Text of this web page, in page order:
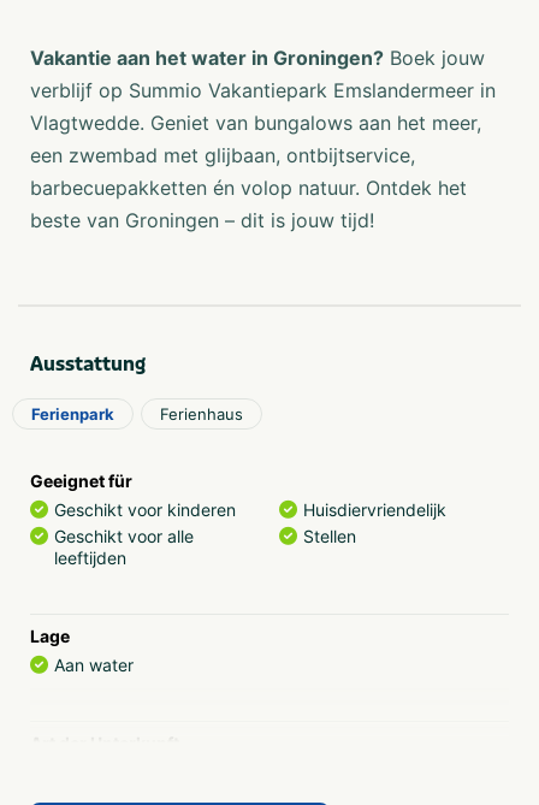
Groningen ist eine wunderschöne Ferienregion
Auch die Umgebung des Ferienparks Emslandermeer
lange Wander-, Fahrrad- oder Mountainbiketour durch die
Natur. Und wie wäre es mit einem Ausflug zur Festung
Bourtange oder einem Besuch der Wonderwereld in Ter
Apel? Auf dem Ferienpark Emslandermeer werden Sie
Vakantie aan het water in Groningen? Boek jouw
verblijf op Summio Vakantiepark Emslandermeer in
Vlagtwedde. Geniet van bungalows aan het meer,
een zwembad met glijbaan, ontbijtservice,
barbecuepakketten én volop natuur. Ontdek het
beste van Groningen – dit is jouw tijd!
Ausstattung
Ferienpark Ferienhaus
Geeignet für
Geschikt voor kinderen
Geschikt voor alle
leeftijden
Huisdiervriendelijk
Stellen
Lage
Aan water